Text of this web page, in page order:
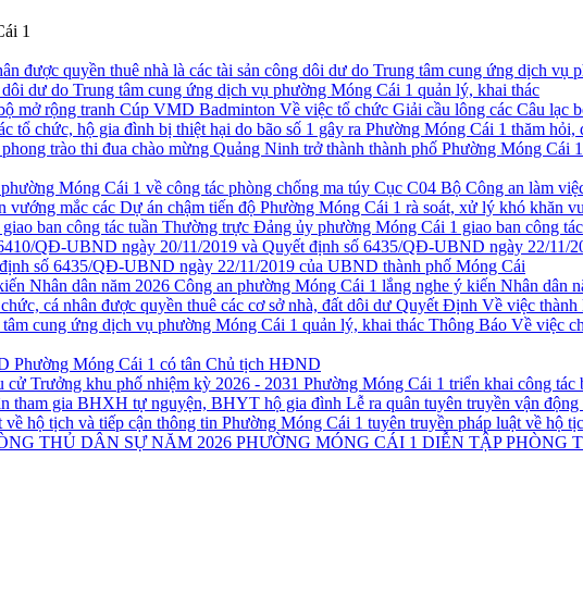
1
dư do Trung tâm cung ứng dịch vụ phường Móng Cái 1 quản lý, khai thác
Về việc tổ chức Giải cầu lông các Câu lạc
Phường Móng Cái 1 thăm hỏi,
Phường Móng Cái
Cục C04 Bộ Công an làm
Phường Móng Cái 1 rà soát, xử lý khó khăn
Thường trực Đảng ủy phường Móng Cái 1 giao ban công
số 6435/QĐ-UBND ngày 22/11/2019 của UBND thành phố Móng Cái
Công an phường Móng Cái 1 lắng nghe ý kiến Nhân dân
Quyết Định Về việc thành
Thông Báo Về việc
Phường Móng Cái 1 có tân Chủ tịch HĐND
Phường Móng Cái 1 triển khai công
Lễ ra quân tuyên truyền vận
Phường Móng Cái 1 tuyên truyền pháp luật về hộ
PHƯỜNG MÓNG CÁI 1 DIỄN TẬP PHÒNG